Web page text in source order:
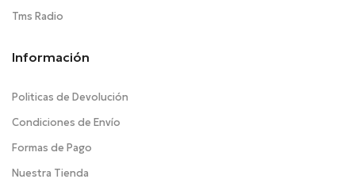
Tms Radio
Información
Politicas de Devolución
Condiciones de Envío
Formas de Pago
Nuestra Tienda